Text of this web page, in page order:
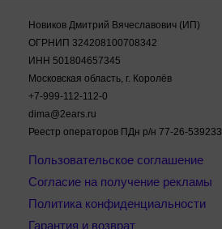
Новиков Дмитрий Вячеславович (ИП)
ОГРНИП 324208100708342
ИНН 501804657345
Московская область, г. Королёв
+7-999-112-112-0
dima@2ears.ru
Реестр операторов ПДн р/н 77-26-539233
Пользовательское соглашение
Согласие на получение рекламы
Политика конфиденциальности
Гарантия и возврат